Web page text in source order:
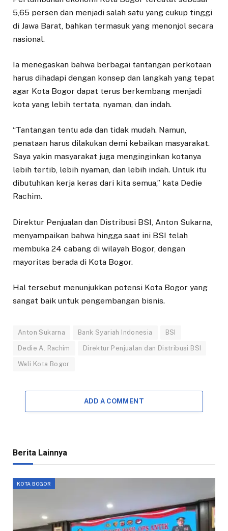
5,65 persen dan menjadi salah satu yang cukup tinggi
di Jawa Barat, bahkan termasuk yang menonjol secara
nasional.
Ia menegaskan bahwa berbagai tantangan perkotaan
harus dihadapi dengan konsep dan langkah yang tepat
agar Kota Bogor dapat terus berkembang menjadi
kota yang lebih tertata, nyaman, dan indah.
“Tantangan tentu ada dan tidak mudah. Namun,
penataan harus dilakukan demi kebaikan masyarakat.
Saya yakin masyarakat juga menginginkan kotanya
lebih tertib, lebih nyaman, dan lebih indah. Untuk itu
dibutuhkan kerja keras dari kita semua,” kata Dedie
Rachim.
Direktur Penjualan dan Distribusi BSI, Anton Sukarna,
menyampaikan bahwa hingga saat ini BSI telah
membuka 24 cabang di wilayah Bogor, dengan
mayoritas berada di Kota Bogor.
Hal tersebut menunjukkan potensi Kota Bogor yang
sangat baik untuk pengembangan bisnis.
Anton Sukarna Bank Syariah Indonesia BSI
Dedie A. Rachim Direktur Penjualan dan Distribusi BSI
Wali Kota Bogor
ADD A COMMENT
Berita Lainnya
KOTA BOGOR